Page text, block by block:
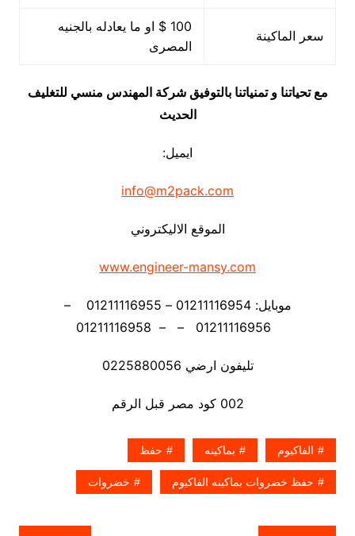
سعر الماكينة
100 $ او ما يعادله بالجنيه
المصرى
مع تحياتنا و تمنياتنا بالتوفيق شركة المهندس منسي للتغليف
الحديث
ايميل:
info@m2pack.com
الموقع الاليكتروني
www.engineer-mansy.com
موبايل: 01211116954 – 01211116955 –
تليفون ارضي 0225880056
002 كود مصر قبل الرقم
الفاكيوم بماكينه حفظ
حفظ خضروات بماكينه الفاكيوم خضروات